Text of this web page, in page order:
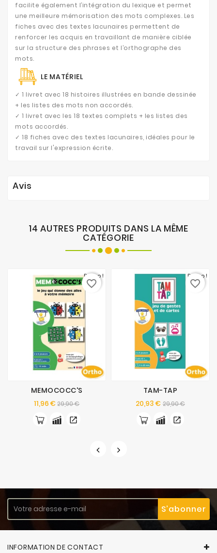
facilite également l’intégration du lexique et permet
une meilleure mémorisation des mots complexes. Les
fiches avec des textes lacunaires permettent de
renforcer les acquis en travaillant de manière ciblée
sur la structure des phrases et l’orthographe des
mots.
LE MATÉRIEL
✓ 1 livret avec 18 histoires illustrées en bande dessinée
+ les listes des mots non accordés.
✓ 1 livret avec les 18 textes complets + les listes des
mots accordés.
✓ 18 fiches avec des textes lacunaires, idéales pour le
travail sur l'expression écrite.
Avis
14 AUTRES PRODUITS DANS LA MÊME
CATÉGORIE
Promo !
MEMOCOCC'S
11,96 €Prix
base
29,90 €Prix
favorite_border
Promo !
TAM-TAP
20,93 € Prix
base
29,90 €Prix
favorite_border
INFORMATION DE CONTACT